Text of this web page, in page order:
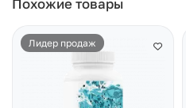
Похожие товары
Лидер продаж